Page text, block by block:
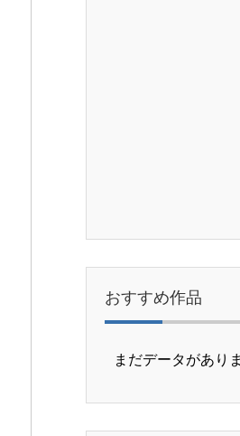
おすすめ作品
まだデータがあり